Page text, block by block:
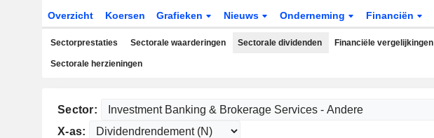
Overzicht Koersen Grafieken Nieuws Onderneming Financiën
Sectorprestaties Sectorale waarderingen Sectorale dividenden Financiële vergelijkingen
Sectorale herzieningen
Sector:
X-as: